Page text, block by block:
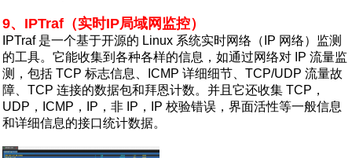
9、IPTraf（实时IP局域网监控）
IPTraf 是一个基于开源的 Linux 系统实时网络（IP 网络）监测
的工具。它能收集到各种各样的信息，如通过网络对 IP 流量监
测，包括 TCP 标志信息、ICMP 详细细节、TCP/UDP 流量故
障、TCP 连接的数据包和拜恩计数。并且它还收集 TCP，
UDP，ICMP，IP，非 IP，IP 校验错误，界面活性等一般信息
和详细信息的接口统计数据。